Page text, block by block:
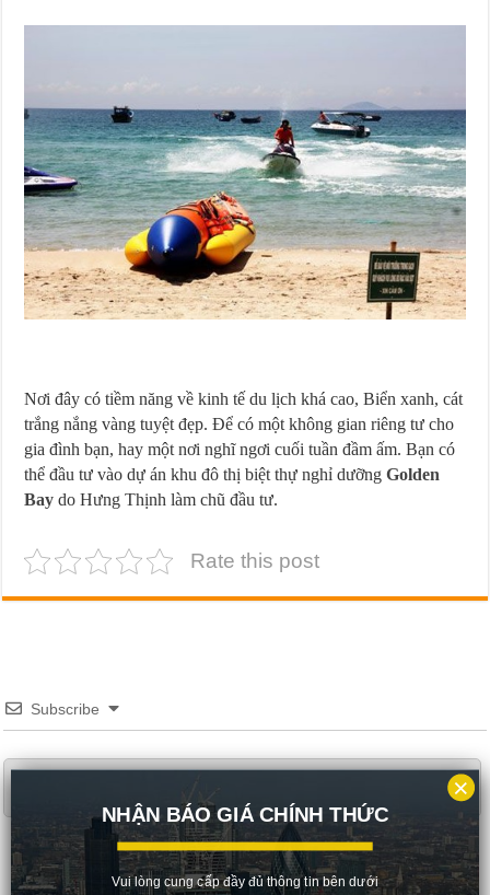
Nơi đây có tiềm năng về kinh tế du lịch khá cao, Biển xanh, cát
trắng nắng vàng tuyệt đẹp. Để có một không gian riêng tư cho
gia đình bạn, hay một nơi nghĩ ngơi cuối tuần đầm ấm. Bạn có
thể đầu tư vào dự án khu đô thị biệt thự nghỉ dưỡngGolden
Bay do Hưng Thịnh làm chũ đầu tư.
Rate this post
Subscribe
NHẬN BÁO GIÁ CHÍNH THỨC
Vui lòng cung cấp đầy đủ thông tin bên dưới
×